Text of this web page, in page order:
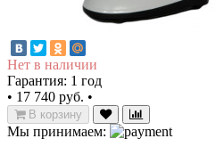
Нет в наличии
Гарантия: 1 год
• 17 740 руб. •
В корзину
Мы принимаем: